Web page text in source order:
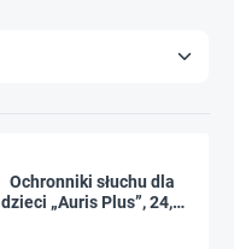
Ochronniki słuchu dla
dzieci „Auris Plus”, 24,3